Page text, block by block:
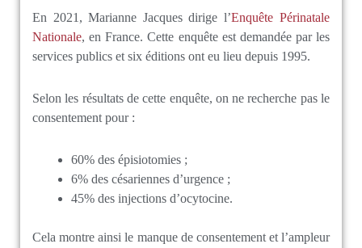
En 2021, Marianne Jacques dirige l’Enquête Périnatale
Nationale, en France. Cette enquête est demandée par les
services publics et six éditions ont eu lieu depuis 1995.
Selon les résultats de cette enquête, on ne recherche pas le
consentement pour :
60% des épisiotomies ;
6% des césariennes d’urgence ;
45% des injections d’ocytocine.
Cela montre ainsi le manque de consentement et l’ampleur